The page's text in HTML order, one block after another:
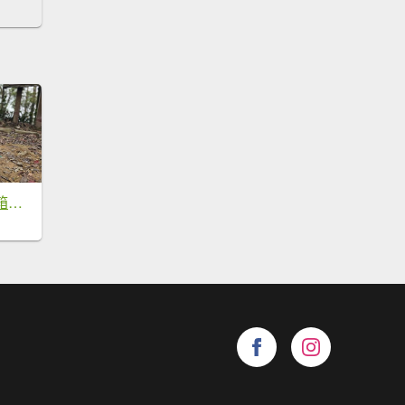
【新入手雨鞋，開箱嘍~~🤣🤣】魔王小百岳-尾寮山⛰️第20刷了!